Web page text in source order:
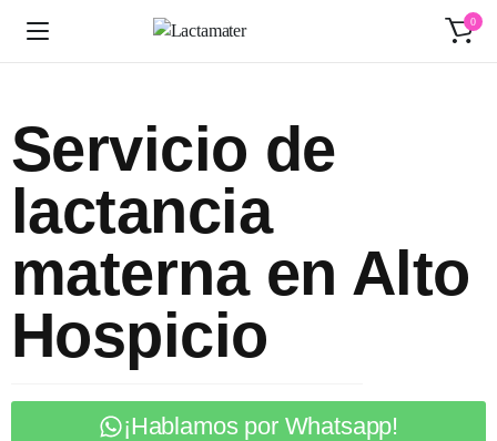
0
Servicio de
lactancia
materna en Alto
Hospicio
¡Hablamos por Whatsapp!